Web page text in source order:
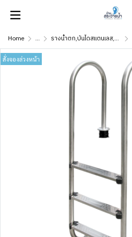
Home ... รางน้ำตก,บันไดสแตนเลส,ราวจับ
สั่งจองล่วงหน้า